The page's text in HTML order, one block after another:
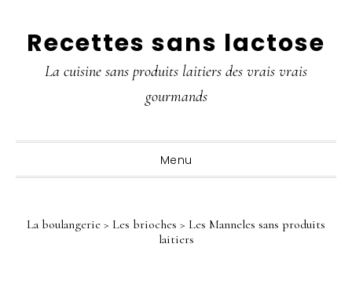
au
contenu
principale
Recettes sans lactose
La cuisine sans produits laitiers des vrais vrais
gourmands
Menu
La boulangerie > Les brioches > Les Manneles sans produits
laitiers